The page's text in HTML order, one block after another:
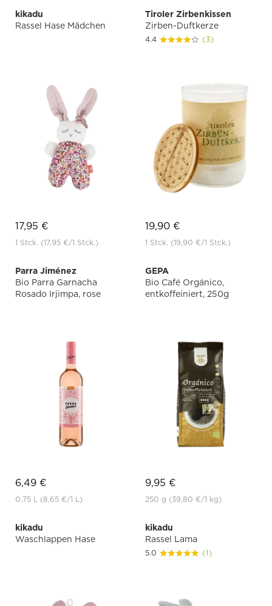
kikadu
Rassel Hase Mädchen
17,95 €
1 Stck. (17,95 €/1 Stck.)
Tiroler Zirbenkissen
Zirben-Duftkerze
4.4 (3)
19,90 €
1 Stck. (19,90 €/1 Stck.)
Parra Jiménez
Bio Parra Garnacha
Rosado Irjimpa, rose
6,49 €
0.75 L (8,65 €/1 L)
GEPA
Bio Café Orgánico,
entkoffeiniert, 250g
9,95 €
250 g (39,80 €/1 kg)
kikadu
Waschlappen Hase
kikadu
Rassel Lama
5.0 (1)